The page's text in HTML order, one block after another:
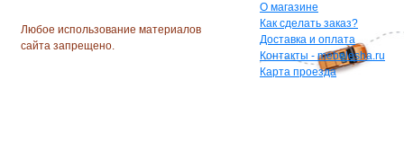
Любое использование материалов
сайта запрещено.
О магазине
Как сделать заказ?
Доставка и оплата
Контакты - mebelesha.ru
Карта проезда